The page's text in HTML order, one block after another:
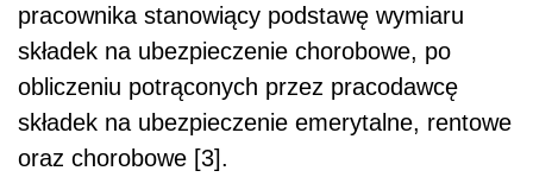
pracownika stanowiący podstawę wymiaru
składek na ubezpieczenie chorobowe, po
obliczeniu potrąconych przez pracodawcę
składek na ubezpieczenie emerytalne, rentowe
oraz chorobowe [3].